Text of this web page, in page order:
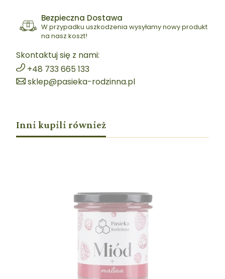
Bezpieczna Dostawa
W przypadku uszkodzenia wysyłamy nowy produkt
na nasz koszt!
Skontaktuj się z nami:
+48 733 665 133
sklep@pasieka-rodzinna.pl
Inni kupili również